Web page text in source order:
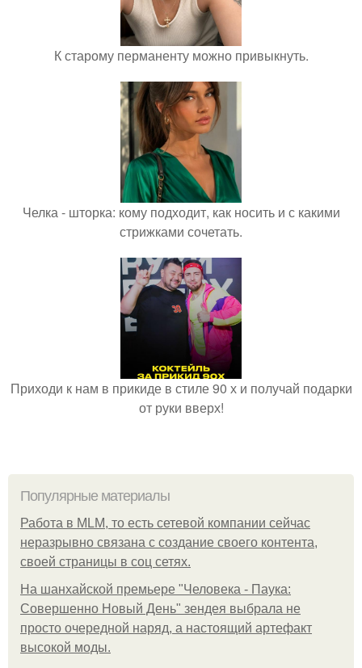
К старому перманенту можно привыкнуть.
Челка - шторка: кому подходит, как носить и с какими
стрижками сочетать.
Приходи к нам в прикиде в стиле 90 х и получай подарки
от руки вверх!
Популярные материалы
Работа в MLM, то есть сетевой компании сейчас
неразрывно связана с создание своего контента,
своей страницы в соц сетях.
На шанхайской премьере "Человека - Паука:
Совершенно Новый День" зендея выбрала не
просто очередной наряд, а настоящий артефакт
высокой моды.